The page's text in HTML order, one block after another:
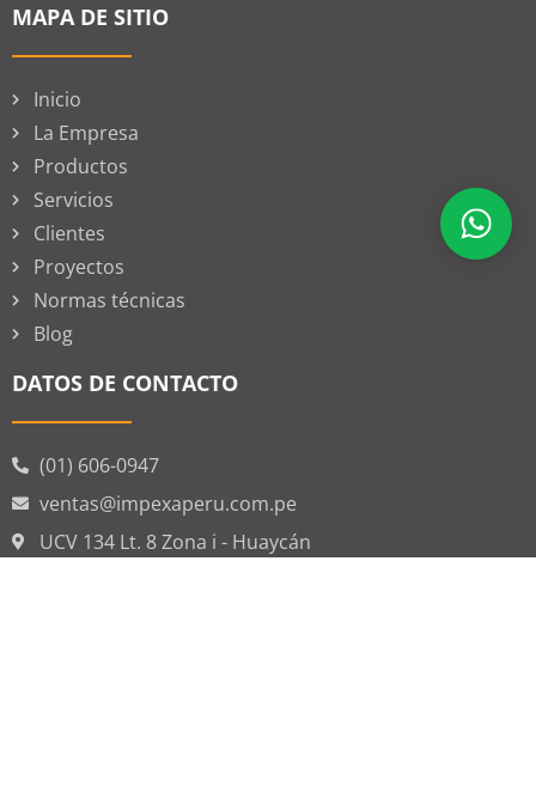
MAPA DE SITIO
Inicio
La Empresa
Productos
Servicios
Clientes
Proyectos
Normas técnicas
Blog
DATOS DE CONTACTO
(01) 606-0947
ventas@impexaperu.com.pe
UCV 134 Lt. 8 Zona i - Huaycán